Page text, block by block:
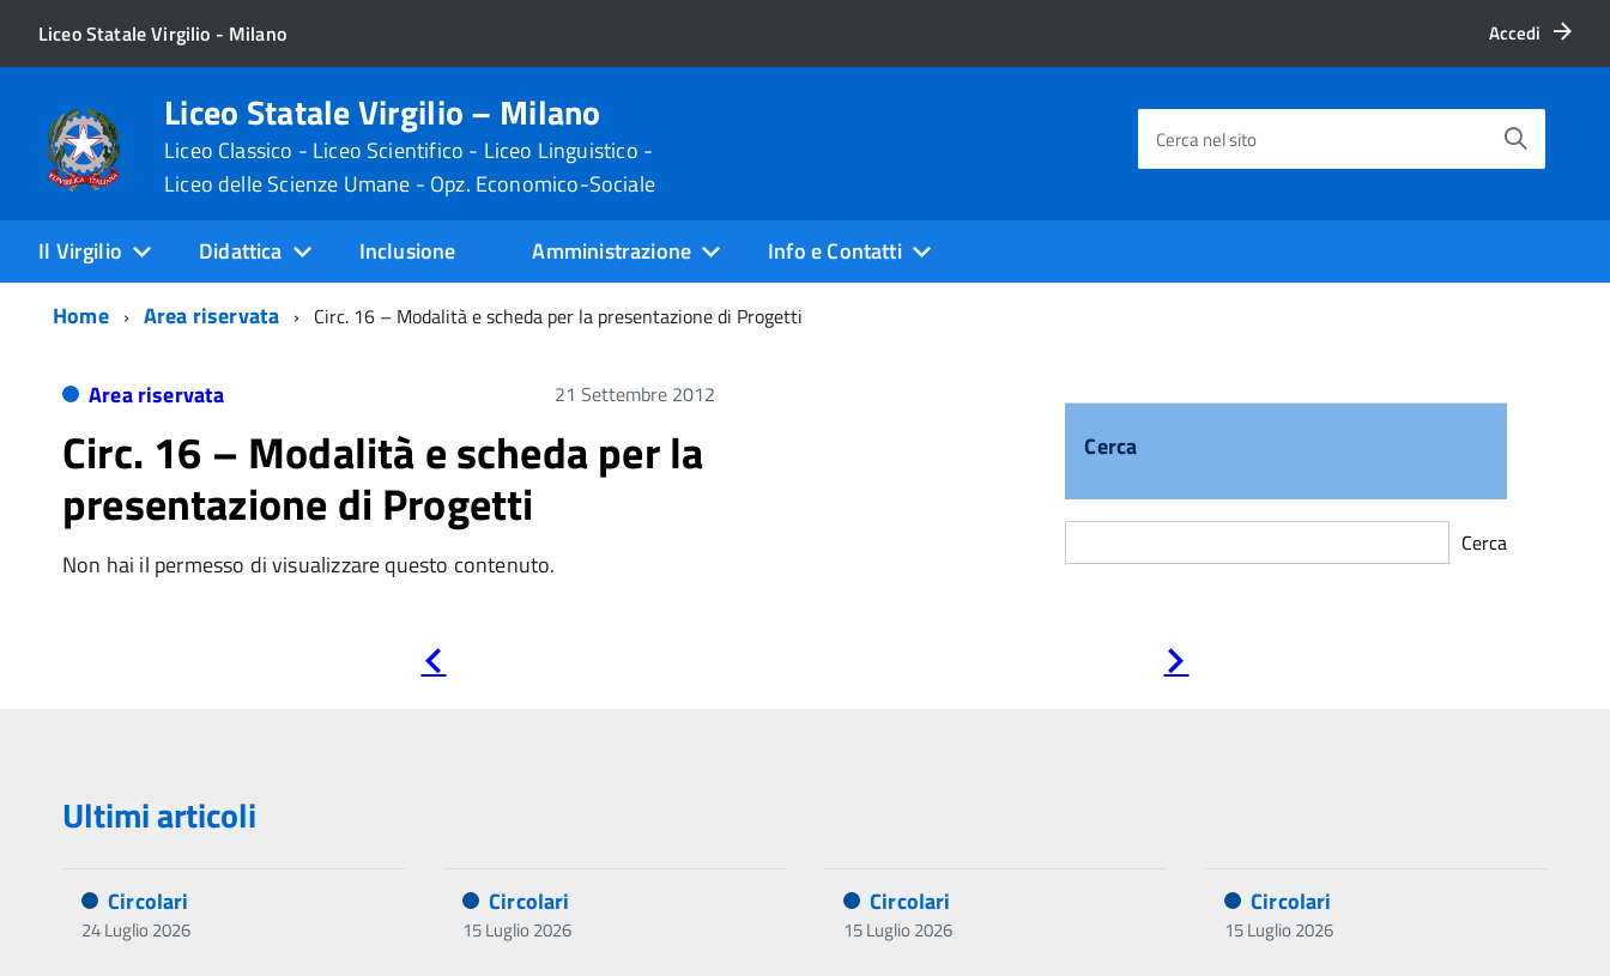
Liceo Statale Virgilio - Milano Accedi
Liceo Statale Virgilio – Milano
Liceo Classico - Liceo Scientifico - Liceo Linguistico -
Liceo delle Scienze Umane - Opz. Economico-Sociale
Cerca nel sito
Il Virgilio Didattica Inclusione Amministrazione
Info e Contatti
Home
Area riservata Circ. 16 – Modalità e scheda per la presentazione di Progetti
Area riservata 21 Settembre 2012
Circ. 16 – Modalità e scheda per la
presentazione di Progetti
Non hai il permesso di visualizzare questo contenuto.
Cerca
Cerca
precedente successiva
Ultimi articoli
Circolari
24 Luglio 2026
Circolari
15 Luglio 2026
Circolari
15 Luglio 2026
Circolari
15 Luglio 2026